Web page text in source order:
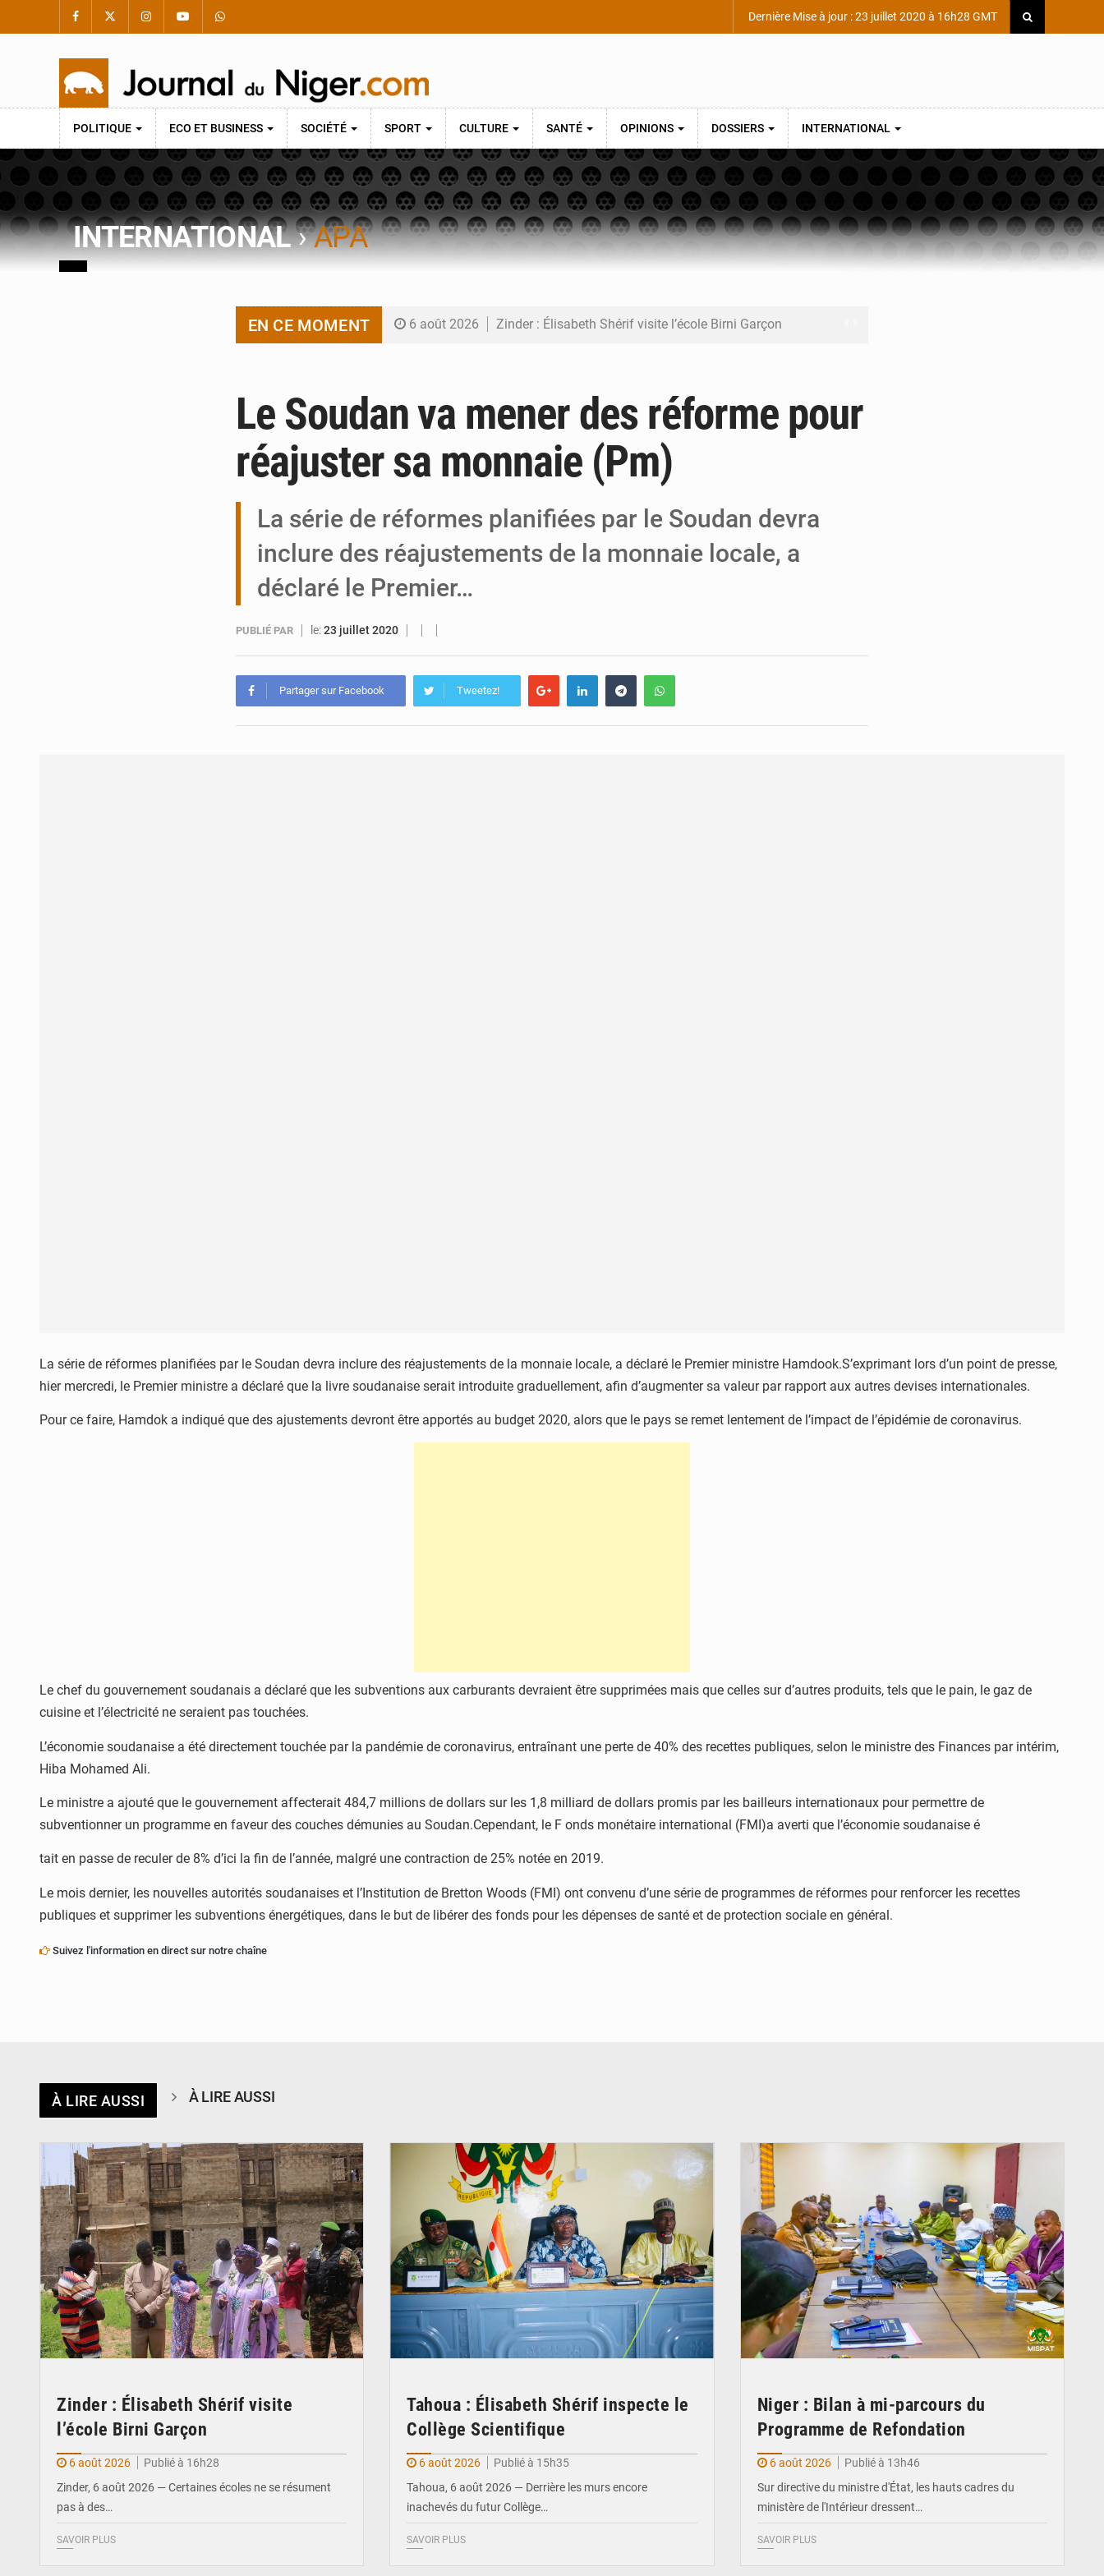
Dernière Mise à jour : 23 juillet 2020 à 16h28 GMT
POLITIQUE ECO ET BUSINESS SOCIÉTÉ SPORT CULTURE SANTÉ OPINIONS DOSSIERS INTERNATIONAL
INTERNATIONAL›APA
EN CE MOMENT 6 août 2026 Zinder : Élisabeth Shérif visite l’école Birni Garçon
Niger : Bilan à mi-parcours du Programme de Refondation
6 août 2026 Chasse aux gabegies à Niamey : 74 milliards de FCFA recouvrés par la COLDEFF
5 août 2026 Tibiri : le dialogue, nouveau terrain de jeu pour la paix
Le Soudan va mener des réforme pour
réajuster sa monnaie (Pm)
La série de réformes planifiées par le Soudan devra
inclure des réajustements de la monnaie locale, a
déclaré le Premier…
PUBLIÉ PAR le:23 juillet 2020
Partager sur Facebook Tweetez!
La série de réformes planifiées par le Soudan devra inclure des réajustements de la monnaie locale, a déclaré le Premier ministre Hamdook.S’exprimant lors d’un point de presse,
hier mercredi, le Premier ministre a déclaré que la livre soudanaise serait introduite graduellement, afin d’augmenter sa valeur par rapport aux autres devises internationales.
Pour ce faire, Hamdok a indiqué que des ajustements devront être apportés au budget 2020, alors que le pays se remet lentement de l’impact de l’épidémie de coronavirus.
Le chef du gouvernement soudanais a déclaré que les subventions aux carburants devraient être supprimées mais que celles sur d’autres produits, tels que le pain, le gaz de
cuisine et l’électricité ne seraient pas touchées.
L’économie soudanaise a été directement touchée par la pandémie de coronavirus, entraînant une perte de 40% des recettes publiques, selon le ministre des Finances par intérim,
Hiba Mohamed Ali.
Le ministre a ajouté que le gouvernement affecterait 484,7 millions de dollars sur les 1,8 milliard de dollars promis par les bailleurs internationaux pour permettre de
subventionner un programme en faveur des couches démunies au Soudan.Cependant, le F onds monétaire international (FMI)a averti que l’économie soudanaise é
tait en passe de reculer de 8% d’ici la fin de l’année, malgré une contraction de 25% notée en 2019.
Le mois dernier, les nouvelles autorités soudanaises et l’Institution de Bretton Woods (FMI) ont convenu d’une série de programmes de réformes pour renforcer les recettes
publiques et supprimer les subventions énergétiques, dans le but de libérer des fonds pour les dépenses de santé et de protection sociale en général.
Suivez l'information en direct sur notre chaîne
À LIRE AUSSI À LIRE AUSSI
Zinder : Élisabeth Shérif visite
l’école Birni Garçon
6 août 2026
Publié à 16h28
Zinder, 6 août 2026 — Certaines écoles ne se résument
pas à des…
SAVOIR PLUS
Tahoua : Élisabeth Shérif inspecte le
Collège Scientifique
6 août 2026
Publié à 15h35
Tahoua, 6 août 2026 — Derrière les murs encore
inachevés du futur Collège…
SAVOIR PLUS
Niger : Bilan à mi-parcours du
Programme de Refondation
6 août 2026
Publié à 13h46
Sur directive du ministre d'État, les hauts cadres du
ministère de l'Intérieur dressent…
SAVOIR PLUS